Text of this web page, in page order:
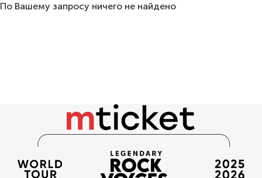
По Вашему запросу ничего не найдено